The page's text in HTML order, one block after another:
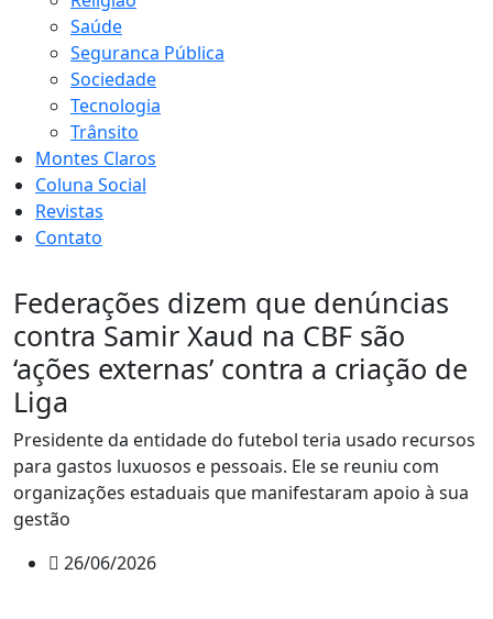
Saúde
Seguranca Pública
Sociedade
Tecnologia
Trânsito
Montes Claros
Coluna Social
Revistas
Contato
Federações dizem que denúncias
contra Samir Xaud na CBF são
‘ações externas’ contra a criação de
Liga
Presidente da entidade do futebol teria usado recursos
para gastos luxuosos e pessoais. Ele se reuniu com
organizações estaduais que manifestaram apoio à sua
gestão
26/06/2026